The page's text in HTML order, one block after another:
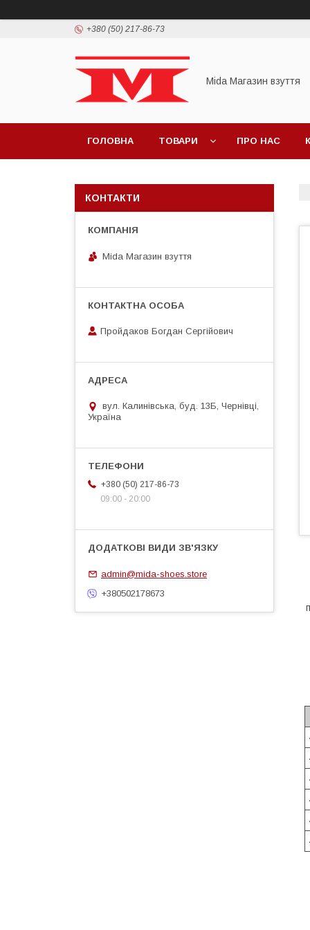
+380 (50) 217-86-73
Mida Магазин взуття
ГОЛОВНА ТОВАРИ ПРО НАС
КОНТАКТИ
Mida Магазин взуття
Пройдаков Богдан Сергійович
вул. Калинівська, буд. 13Б, Чернівці,
Україна
+380 (50) 217-86-73
09:00 - 20:00
admin@mida-shoes.store
+380502178673